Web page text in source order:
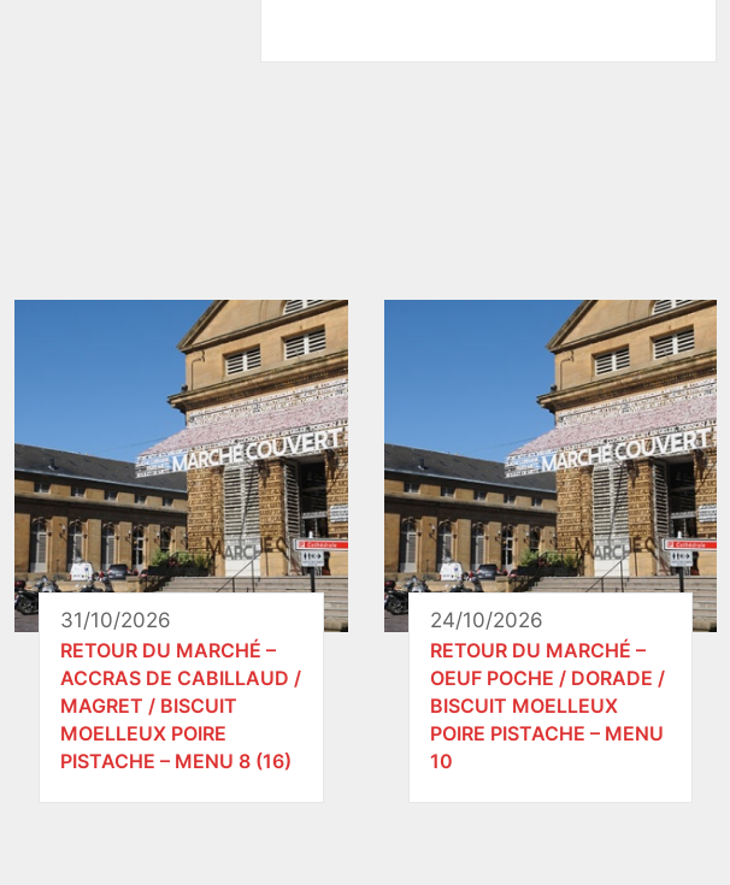
31/10/2026
RETOUR DU MARCHÉ –
ACCRAS DE CABILLAUD /
MAGRET / BISCUIT
MOELLEUX POIRE
PISTACHE – MENU 8 (16)
24/10/2026
RETOUR DU MARCHÉ –
OEUF POCHE / DORADE /
BISCUIT MOELLEUX
POIRE PISTACHE – MENU
10